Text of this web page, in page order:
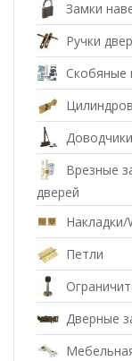
Замки
Ручки
Скобяные
Врезные
дверей
Накладки/
Петли
Дверные